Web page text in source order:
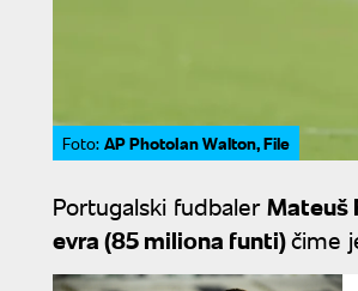
Foto: AP PhotoIan Walton, File
Portugalski fudbalerMateuš
evra (85 miliona funti)čime